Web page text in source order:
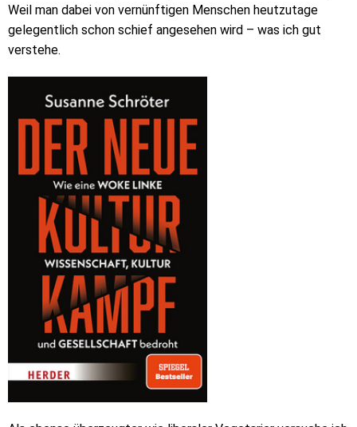
Weil man dabei von vernünftigen Menschen heutzutage
gelegentlich schon schief angesehen wird – was ich gut
verstehe.